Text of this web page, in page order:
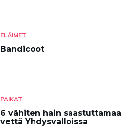
ELÄIMET
Bandicoot
PAIKAT
6 vähiten hain saastuttamaa
vettä Yhdysvalloissa